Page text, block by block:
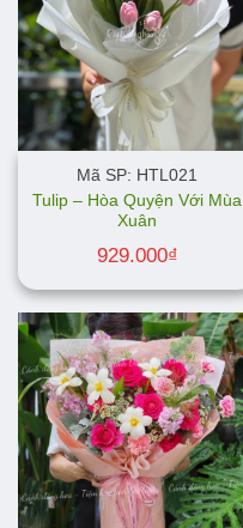
Mã SP: HTL021
Tulip – Hòa Quyện Với Mùa
Xuân
929.000₫